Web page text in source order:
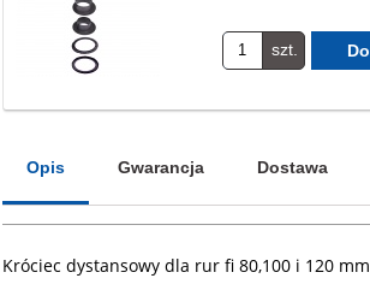
szt.
Opis Gwarancja Dostawa
Króciec dystansowy dla rur fi 80,100 i 120 mm